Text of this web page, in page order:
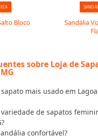
Bloco
Sandália
sobre Loja de
mais usado em
de sapatos
confortável?